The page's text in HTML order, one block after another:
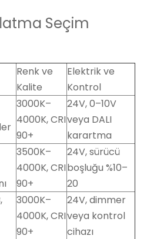
Seçim
Renk ve
Kalite
Elektrik ve
Kontrol
3000K–
4000K, CRI
90+
24V, 0–10V
veya DALI
karartma
3500K–
4000K, CRI
90+
24V, sürücü
boşluğu %10–
20
3000K–
4000K, CRI
90+
24V, dimmer
veya kontrol
cihazı